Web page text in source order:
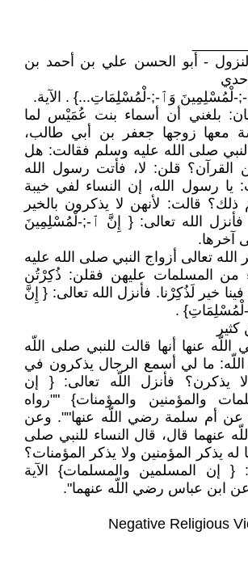
- أبو الحسن علي بن أحمد بن
;-لْمُسْلِمِينَ وَٱ-;-لْمُسْلِمَاتِ...} . الآية.
بلغني أن أسماء بنت عُمَيْس لما
معها زوجها جعفر بن أبي طالب،
صلى الله عليه وسلم فقالت: هل
قلن: لا، فأتت رسول الله
يا رسول الله، إن النساء لفي خيبة
قالت: لأنهن لا يذكرون بالخير
فأنزل الله تعالى: { إِنَّ ٱ-;-لْمُسْلِمِينَ
آخرها.
الله تعالى أزواج النبي صلى الله عليه
من المسلمات عليهن فقلن: ذُكِرْتُن
خير لَذُكِرْنا. فأنزل الله تعالى: { إِنَّ
لْمُسْلِمَاتِ} .
عنها أنها قالت للنبي صلى اللّه
اللّه: ما لي أسمع الرجال يذكرون في
لا يذكرن؟ فأنزل اللّه تعالى: { إن
والمؤمنين والمؤمنات} ""رواه
عن أم سلمة رضي اللّه عنها"". وعن
عنهما قال، قال النساء للنبي صلى
له يذكر المؤمنين ولا يذكر المؤمنات؟
{ إن المسلمين والمسلمات} الآية
ابن عباس رضي اللّه عنهما".